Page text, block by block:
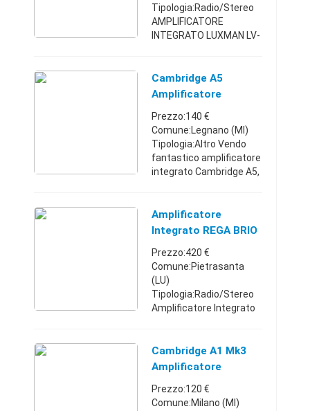
Tipologia:Radio/Stereo
AMPLIFICATORE
INTEGRATO LUXMAN LV-
80kHz Signto noise :
85dB ( MM ) , 97dB
: 35 watt ...
Cambridge A5
Amplificatore
Integrato
Prezzo:140 €
Comune:Legnano (MI)
Tipologia:Altro Vendo
fantastico amplificatore
integrato Cambridge A5,
dettagliato. Potenza
60x2 Rms Venduto
Amplificatore
Integrato REGA BRIO
Prezzo:420 €
Comune:Pietrasanta
(LU)
Tipologia:Radio/Stereo
Amplificatore Integrato
di utilizzo imballo.
Toscana348226888342
Cambridge A1 Mk3
Amplificatore
Integrato
Prezzo:120 €
Comune:Milano (MI)